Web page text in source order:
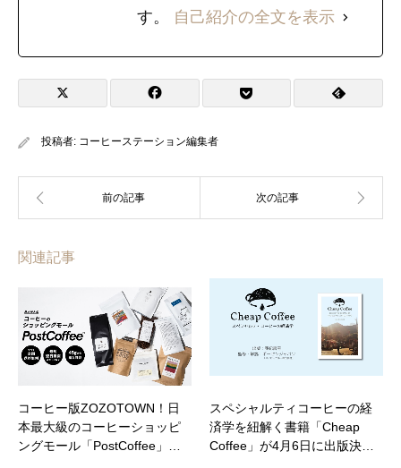
す。 自己紹介の全文を表示
投稿者: コーヒーステーション編集者
関連記事
コーヒー版ZOZOTOWN！日
本最大級のコーヒーショッピ
ングモール「PostCoffee」…
スペシャルティコーヒーの経
済学を紐解く書籍「Cheap
Coffee」が4月6日に出版決…